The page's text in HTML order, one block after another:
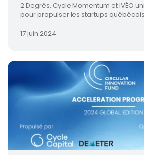
2 Degrés, Cycle Momentum et IVÉO
pour propulser les startups
17 juin 2024